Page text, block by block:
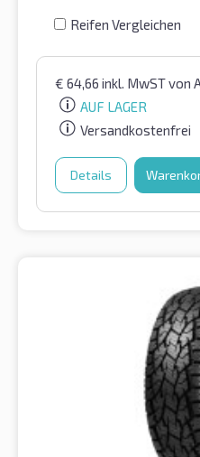
Reifen Vergleichen
€ 64,66 inkl. MwSTvon
AUF LAGER
Versandkostenfrei
Details